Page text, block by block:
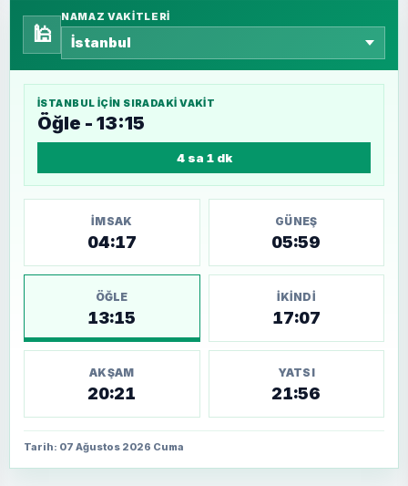
🕌
NAMAZ VAKITLERI
İSTANBUL IÇIN SIRADAKI VAKIT
Öğle - 13:15
4 sa 1 dk
İMSAK
04:17
GÜNEŞ
05:59
ÖĞLE
13:15
İKINDI
17:07
AKŞAM
20:21
YATSI
21:56
Tarih: 07 Ağustos 2026 Cuma